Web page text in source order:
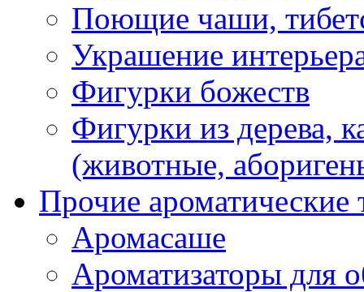
Поющие чаши,
Украшение
Фигурки божеств
Фигурки из дерева,
(животные,
Прочие ароматические
Аромасаше
Ароматизаторы для